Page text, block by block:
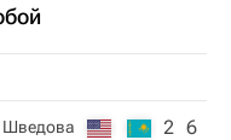
Шведова 2 6